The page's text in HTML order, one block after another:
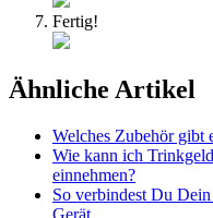
Fertig!
Ähnliche Artikel
Welches Zubehör gibt
Wie kann ich
einnehmen?
So verbindest Du
Gerät